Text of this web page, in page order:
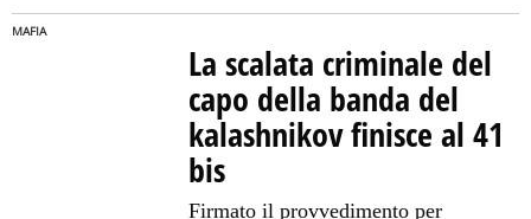
MAFIA
La scalata criminale del
capo della banda del
kalashnikov finisce al 41
bis
Firmato il provvedimento per